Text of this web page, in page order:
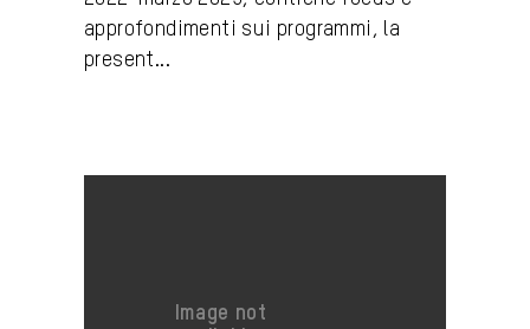
approfondimenti sui programmi, la
present...